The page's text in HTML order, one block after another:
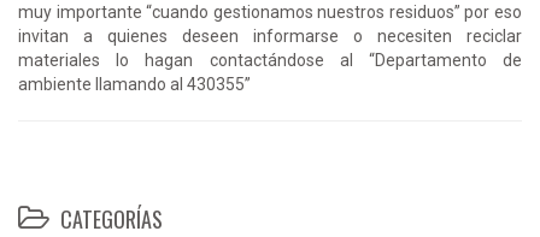
muy importante “cuando gestionamos nuestros residuos” por eso
invitan a quienes deseen informarse o necesiten reciclar
materiales lo hagan contactándose al “Departamento de
ambiente llamando al 430355”
CATEGORÍAS